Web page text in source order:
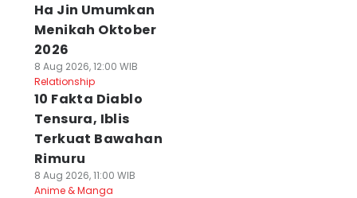
Ha Jin Umumkan
Menikah Oktober
2026
8 Aug 2026, 12:00 WIB
Relationship
10 Fakta Diablo
Tensura, Iblis
Terkuat Bawahan
Rimuru
8 Aug 2026, 11:00 WIB
Anime & Manga